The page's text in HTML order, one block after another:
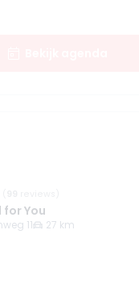
You
11 27 km